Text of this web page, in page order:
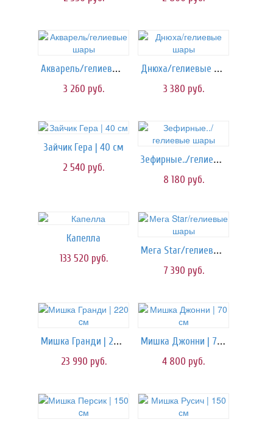
Акварель/гелиевые шары
3 260 руб.
Днюха/гелиевые шары
3 380 руб.
Зайчик Гера | 40 см
2 540 руб.
Зефирные../гелиевые шары
8 180 руб.
Капелла
133 520 руб.
Мега Star/гелиевые шары
7 390 руб.
Мишка Гранди | 220 cм
23 990 руб.
Мишка Джонни | 70 см
4 800 руб.